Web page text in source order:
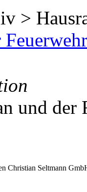
>
und der
Christian Seltmann